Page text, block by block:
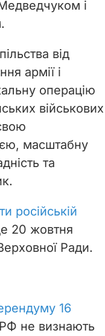
і
від
армії і
операцію
військових
масштабну
та
російській
20 жовтня
Ради.
16
не визнають